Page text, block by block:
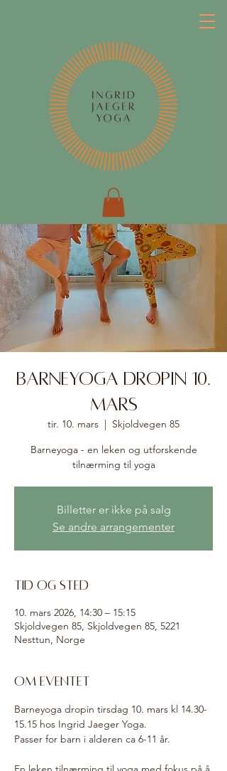
Barneyoga dropin 10.
mars
tir. 10. mars
  |
Skjoldvegen 85
Barneyoga - en leken og utforskende
tilnærming til yoga
Billetter er ikke på salg
Se andre arrangementer
Tid og sted
10. mars 2026, 14:30 – 15:15
Skjoldvegen 85, Skjoldvegen 85, 5221
Nesttun, Norge
Om eventet
Barneyoga dropin tirsdag 10. mars kl 14.30-
15.15 hos Ingrid Jaeger Yoga.
Passer for barn i alderen ca 6-11 år.